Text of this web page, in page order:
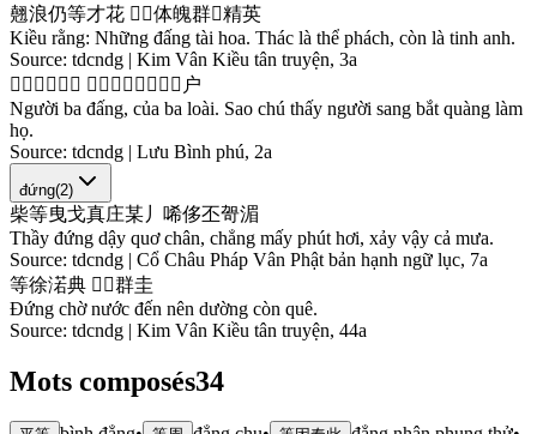
翹浪仍等才花 𣨰 𱺵体魄群𱺵精英
Kiều rằng: Những đấng tài hoa. Thác là thể phách, còn là tinh anh.
Source: tdcndg | Kim Vân Kiều tân truyện, 3a
𠊛 𠀧 等 𧵑 𠀧 𩑛 牢 注 𧡊 𠊛 𢀨 扒 光 𫜵 户
Người ba đấng, của ba loài. Sao chú thấy người sang bắt quàng làm
họ.
Source: tdcndg | Lưu Bình phú, 2a
đứng(2)
柴等曳戈真庄某 丿 唏侈丕哿湄
Thầy đứng dậy quơ chân, chẳng mấy phút hơi, xảy vậy cả mưa.
Source: tdcndg | Cổ Châu Pháp Vân Phật bản hạnh ngữ lục, 7a
等徐渃典 𢧚 𱻌群圭
Đứng chờ nước đến nên dường còn quê.
Source: tdcndg | Kim Vân Kiều tân truyện, 44a
Mots composés34